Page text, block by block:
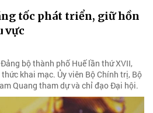
tốc phát triển, giữ hồn
vực
bộ thành phố Huế lần thứ XVII,
khai mạc. Ủy viên Bộ Chính trị, Bộ
Quang tham dự và chỉ đạo Đại hội.